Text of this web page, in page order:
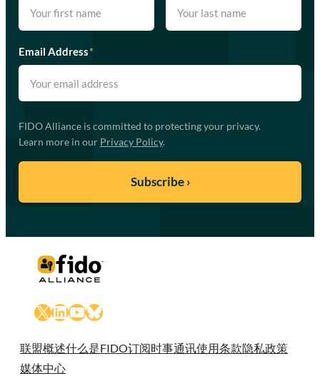
Email Address*
FIDO Alliance is committed to protecting your privacy.
Learn more in our Privacy Policy.
X LinkedIn
YouTube
Bluesky
联盟概述什么是FIDO订阅时事通讯使用条款隐私政策
媒体中心